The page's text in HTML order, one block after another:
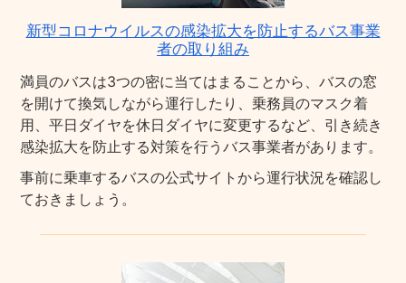
新型コロナウイルスの感染拡大を防止するバス事業
者の取り組み
満員のバスは3つの密に当てはまることから、バスの窓
を開けて換気しながら運行したり、乗務員のマスク着
用、平日ダイヤを休日ダイヤに変更するなど、引き続き
感染拡大を防止する対策を行うバス事業者があります。
事前に乗車するバスの公式サイトから運行状況を確認し
ておきましょう。